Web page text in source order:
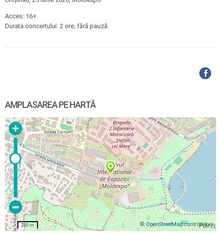
Acces: 16+
Durata concertului: 2 ore, fără pauză.
AMPLASAREA PE HARTĂ
©OpenStreetMapcontributors
200 m